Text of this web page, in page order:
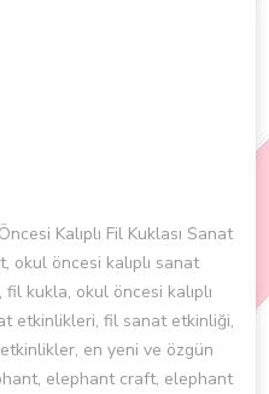
Kalıplı Fil Kuklası Sanat
okul öncesi kalıplı sanat
kukla, okul öncesi kalıplı
etkinlikleri, fil sanat etkinliği,
en yeni ve özgün
elephant craft, elephant